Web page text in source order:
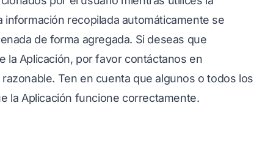
recopilada automáticamente se
de forma agregada. Si deseas que
la Aplicación, por favor contáctanos en
Ten en cuenta que algunos o todos los
la Aplicación funcione correctamente.